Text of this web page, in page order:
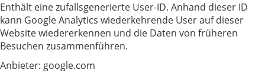
Enthält eine zufallsgenerierte User-ID. Anhand dieser ID
kann Google Analytics wiederkehrende User auf dieser
Website wiedererkennen und die Daten von früheren
Besuchen zusammenführen.
Anbieter: google.com